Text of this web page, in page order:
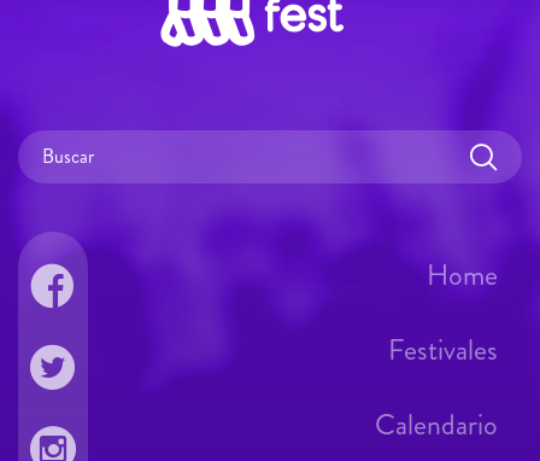
Home
Festivales
Calendario